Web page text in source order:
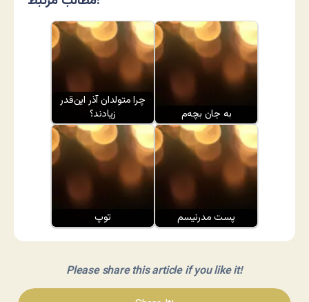
چرا متولدان آذر این‌قدر
زیادند؟
به جان بچه‌م
توپ پست مدرنیسم
Please share this article if you like it!